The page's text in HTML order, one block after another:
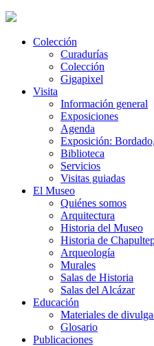
Colección
Curadurías
Colección
Gigapixel
Visita
Información general
Exposiciones
Agenda
Exposición:
Biblioteca
Servicios
Visitas guiadas
El Museo
Quiénes somos
Arquitectura
Historia del Museo
Historia de
Arqueología
Murales
Salas de Historia
Salas del Alcázar
Educación
Materiales de
Glosario
Publicaciones